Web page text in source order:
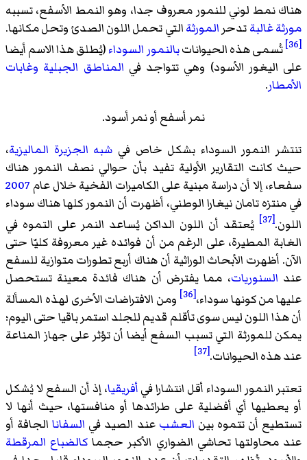
هناك نمط لوني للنمور معروف جدا، وهو النمط الأسفع، تسببه
مورثة غالبةتدحر المورثةالتي تحمل اللون الصدئ وتحل مكانها.
[36] تُسمى هذه الحيواناتبالنمور السوداء(يُطلق هذا الاسم أيضا
على اليغور الأسود) وهي تتواجد في المناطق الجبلية وغابات
الأمطار.
نمر أسفع أو نمر أسود.
تنتشر النمور السوداء بشكل خاص في شبه الجزيرة الماليزية،
حيث كانت التقارير الأولية تفيد بأن حوالي نصف النمور هناك
سفعاء، إلا أن دراسة مبنية على الكاميرات الفخية خلال عام 2007
فيمنتزه تامان نيغارا الوطني، أظهرت أن النمور كلها هناك سوداء
اللون.[37]
يُعتقد أن اللون الداكن يُساعد النمر على التموه في
الغابة المطيرة، على الرغم من أن فوائده غير معروفة كليّا حتى
الآن. أظهرت الأبحاث الوراثية أن هناك أربع تطورات متوازية للسفع
عند السنوريات، مما يفترض أن هناك فائدة معينة تستحصل
عليها من كونها سوداء،[36]
ومن الافتراضات الأخرى لهذه المسألة
أن هذا اللون ليس سوى تأقلم قديم للجلد استمر باقيا حتى اليوم؛
يمكن للمورثة التي تسبب السفع أيضا أن تؤثر على جهاز المناعة
عند هذه الحيوانات.[37]
تعتبر النمور السوداء أقل انتشارا فيأفريقيا، إذ أن السفع لا يُشكل
أو يعطيها أي أفضلية على طرائدها أو منافستها، حيث أنها لا
تستطيع أن تتموه بين العشب عند الصيد في السفاناالجافة أو
عند محاولتها تحاشي الضواري الأكبر حجما كالضباع المرقطة